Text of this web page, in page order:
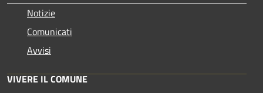
Notizie
Comunicati
Avvisi
VIVERE IL COMUNE